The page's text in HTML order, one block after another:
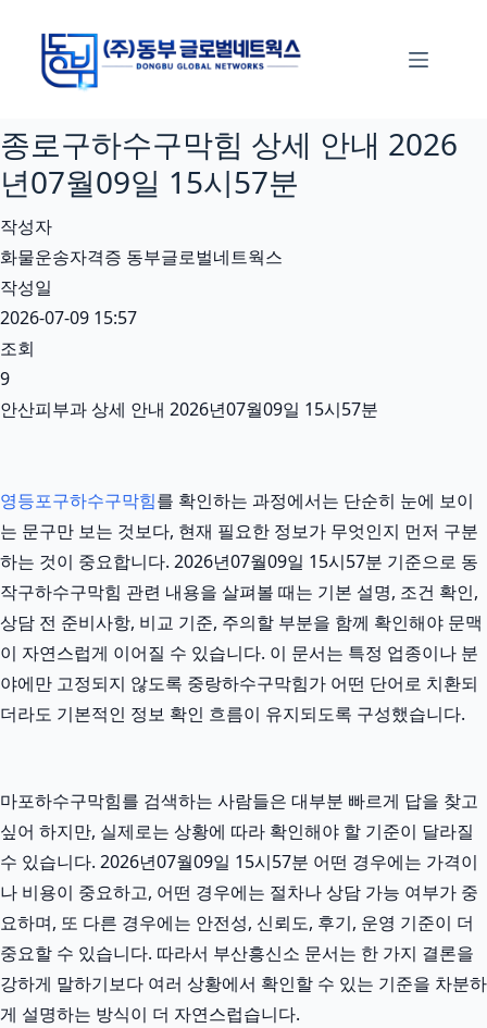
건
너
뛰
기
종로구하수구막힘 상세 안내 2026
년07월09일 15시57분
작성자
화물운송자격증 동부글로벌네트웍스
작성일
2026-07-09 15:57
조회
9
안산피부과 상세 안내 2026년07월09일 15시57분
영등포구하수구막힘를 확인하는 과정에서는 단순히 눈에 보이
는 문구만 보는 것보다, 현재 필요한 정보가 무엇인지 먼저 구분
하는 것이 중요합니다. 2026년07월09일 15시57분 기준으로 동
작구하수구막힘 관련 내용을 살펴볼 때는 기본 설명, 조건 확인,
상담 전 준비사항, 비교 기준, 주의할 부분을 함께 확인해야 문맥
이 자연스럽게 이어질 수 있습니다. 이 문서는 특정 업종이나 분
야에만 고정되지 않도록 중랑하수구막힘가 어떤 단어로 치환되
더라도 기본적인 정보 확인 흐름이 유지되도록 구성했습니다.
마포하수구막힘를 검색하는 사람들은 대부분 빠르게 답을 찾고
싶어 하지만, 실제로는 상황에 따라 확인해야 할 기준이 달라질
수 있습니다. 2026년07월09일 15시57분 어떤 경우에는 가격이
나 비용이 중요하고, 어떤 경우에는 절차나 상담 가능 여부가 중
요하며, 또 다른 경우에는 안전성, 신뢰도, 후기, 운영 기준이 더
중요할 수 있습니다. 따라서 부산흥신소 문서는 한 가지 결론을
강하게 말하기보다 여러 상황에서 확인할 수 있는 기준을 차분하
게 설명하는 방식이 더 자연스럽습니다.